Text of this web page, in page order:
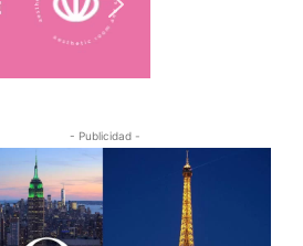
- Publicidad -